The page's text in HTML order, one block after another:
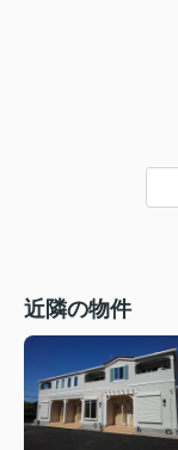
近隣の物件